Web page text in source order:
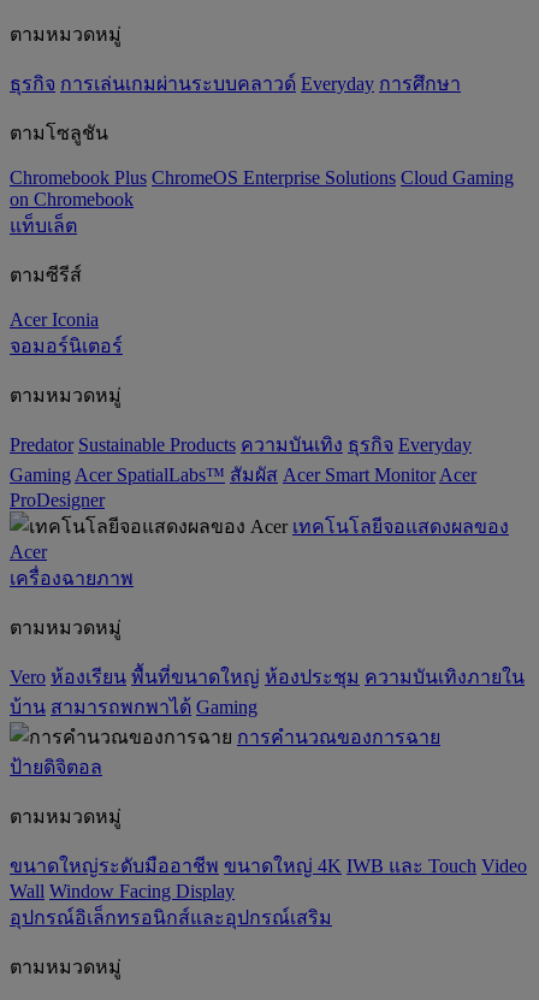
ตามหมวดหมู่
ธุรกิจ การเล่นเกมผ่านระบบคลาวด์ Everyday การศึกษา
ตามโซลูชัน
Chromebook Plus ChromeOS Enterprise Solutions Cloud Gaming
on Chromebook
แท็บเล็ต
ตามซีรีส์
Acer Iconia
จอมอร์นิเตอร์
ตามหมวดหมู่
Predator ‌Sustainable Products ความบันเทิง ธุรกิจ Everyday
Gaming Acer SpatialLabs™ สัมผัส Acer Smart Monitor Acer
ProDesigner
เทคโนโลยีจอแสดงผลของ
Acer
เครื่องฉายภาพ
ตามหมวดหมู่
Vero ห้องเรียน พื้นที่ขนาดใหญ่ ห้องประชุม ความบันเทิงภายใน
บ้าน สามารถพกพาได้ Gaming
การคำนวณของการฉาย
ป้ายดิจิตอล
ตามหมวดหมู่
ขนาดใหญ่ระดับมืออาชีพ ขนาดใหญ่ 4K IWB และ Touch Video
Wall Window Facing Display
อุปกรณ์อิเล็กทรอนิกส์และอุปกรณ์เสริม
ตามหมวดหมู่